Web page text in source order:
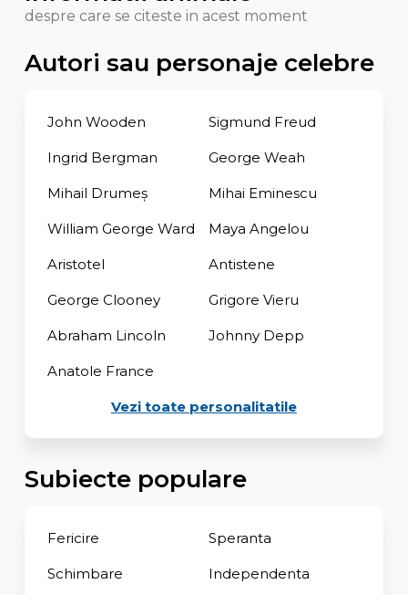
despre care se citeste in acest moment
Autori sau personaje celebre
John Wooden Sigmund Freud
Ingrid Bergman George Weah
Mihail Drumeș Mihai Eminescu
William George Ward Maya Angelou
Aristotel Antistene
George Clooney Grigore Vieru
Abraham Lincoln Johnny Depp
Anatole France
Vezi toate personalitatile
Subiecte populare
Fericire Speranta
Schimbare Independenta